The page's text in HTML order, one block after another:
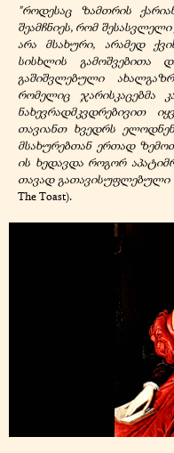
"როდესაც ზამთრის
შეამჩნიეს, რომ
არა მსახური, არამედ
სისხლის გამოშვებითა
გაშიშვლებული
რომელიც ჯარისკაცებმა
ნახევრადმკვდრებივით
თავიანთ ხვედრს
მსახურებთან ერთად
ის ხედავდა როგორ
თავად გათავისუფლებული
The Toast).